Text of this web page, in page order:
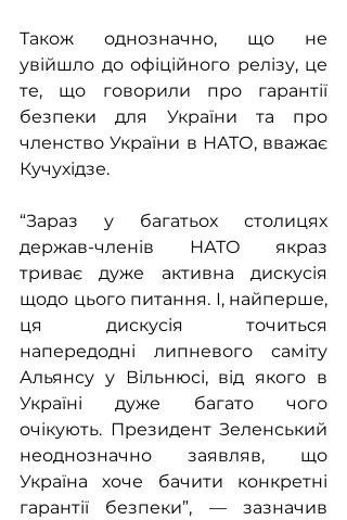
Також однозначно, що не
увійшло до офіційного релізу, це
те, що говорили про гарантії
безпеки для України та про
членство України в НАТО, вважає
Кучухідзе.
“Зараз у багатьох столицях
держав-членів НАТО якраз
триває дуже активна дискусія
щодо цього питання. І, найперше,
ця дискусія точиться
напередодні липневого саміту
Альянсу у Вільнюсі, від якого в
Україні дуже багато чого
очікують. Президент Зеленський
неоднозначно заявляв, що
Україна хоче бачити конкретні
гарантії безпеки”, — зазначив